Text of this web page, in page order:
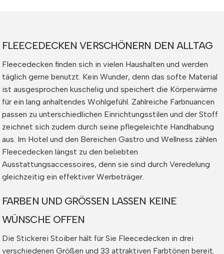
FLEECEDECKEN VERSCHÖNERN DEN ALLTAG
Fleecedecken finden sich in vielen Haushalten und werden
täglich gerne benutzt. Kein Wunder, denn das softe Material
ist ausgesprochen kuschelig und speichert die Körperwärme
für ein lang anhaltendes Wohlgefühl. Zahlreiche Farbnuancen
passen zu unterschiedlichen Einrichtungsstilen und der Stoff
zeichnet sich zudem durch seine pflegeleichte Handhabung
aus. Im Hotel und den Bereichen Gastro und Wellness zählen
Fleecedecken längst zu den beliebten
Ausstattungsaccessoires, denn sie sind durch Veredelung
gleichzeitig ein effektiver Werbeträger.
FARBEN UND GRÖSSEN LASSEN KEINE
WÜNSCHE OFFEN
Die Stickerei Stoiber hält für Sie Fleecedecken in drei
verschiedenen Größen und 33 attraktiven Farbtönen bereit.